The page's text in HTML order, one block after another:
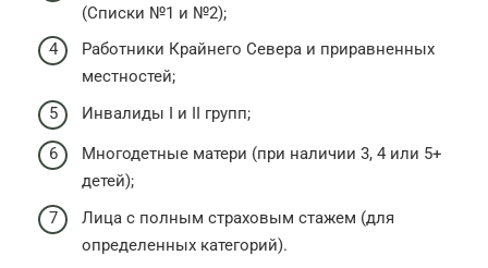
(Списки №1 и №2);
Работники Крайнего Севера и приравненных
местностей;
Инвалиды I и II групп;
Многодетные матери (при наличии 3, 4 или 5+
детей);
Лица с полным страховым стажем (для
определенных категорий).